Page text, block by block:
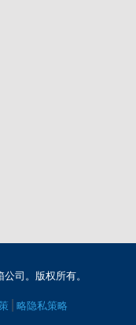
司。版权所有。
| 略隐私策略